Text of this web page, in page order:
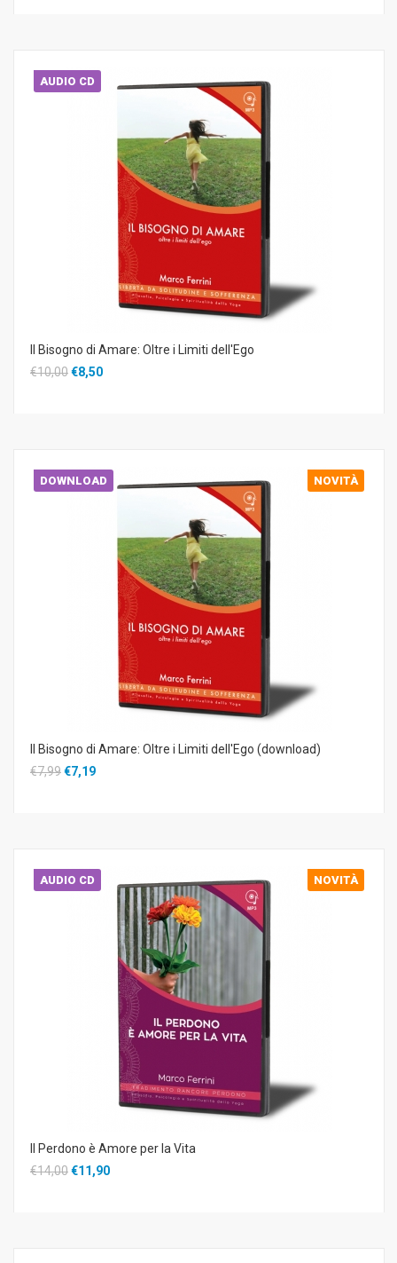
AUDIO CD
Il Bisogno di Amare: Oltre i Limiti dell'Ego
€10,00€8,50
DOWNLOAD NOVITÀ
Il Bisogno di Amare: Oltre i Limiti dell'Ego (download)
€7,99€7,19
AUDIO CD NOVITÀ
Il Perdono è Amore per la Vita
€14,00€11,90